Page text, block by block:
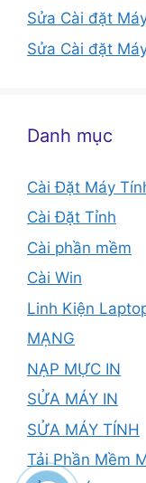
Sửa Cài đặt
Sửa Cài đặt
Danh mục
Cài Đặt Máy
Cài Đặt Tỉnh
Cài phần mềm
Cài Win
Linh Kiện
MẠNG
NẠP MỰC IN
SỬA MÁY IN
SỬA MÁY TÍNH
Tải Phần Mềm